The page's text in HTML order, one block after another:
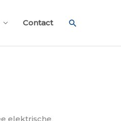
Contact Zoeken
elektrische